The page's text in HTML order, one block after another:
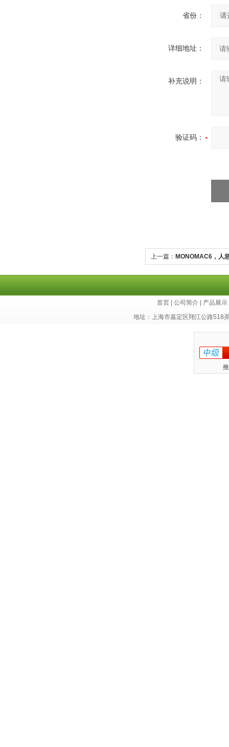
省份：
详细地址：
补充说明：
验证码：
上一篇： MONOMAC6，人
首页 公司简介 产品展示
地址：上海市嘉定区翔江公路518